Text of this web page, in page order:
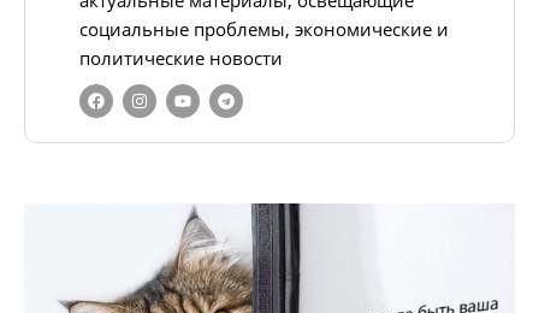
социальные проблемы, экономические и
политические новости